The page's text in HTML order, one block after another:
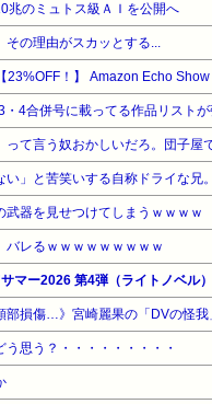
兆のミュトス級ＡＩを公開へ
その理由がスカッとする...
4合併号に載ってる作品リスト
武器を見せつけてしまうｗｗｗｗ
バレるｗｗｗｗｗｗｗｗｗ
思う？・・・・・・・・・